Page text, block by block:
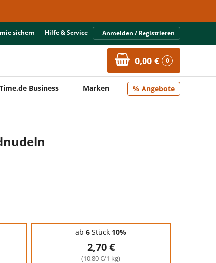
sichern Hilfe & Service Anmelden / Registrieren
0,00 € 0
Business Marken Angebote
ab 6 Stück 10%
2,70 €
(10,80 €/1 kg)